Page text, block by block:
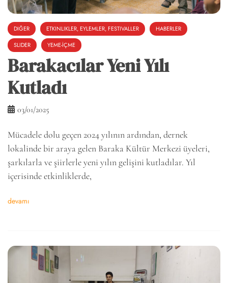
DIĞER ETKINLIKLER, EYLEMLER, FESTIVALLER
HABERLER
SLIDER
YEME-İÇME
Barakacılar Yeni Yılı
Kutladı
03/01/2025
Mücadele dolu geçen 2024 yılının ardından, dernek
lokalinde bir araya gelen Baraka Kültür Merkezi üyeleri,
şarkılarla ve şiirlerle yeni yılın gelişini kutladılar. Yıl
içerisinde etkinliklerde,
devamı